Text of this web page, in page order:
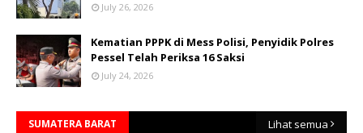
July 26, 2026
Kematian PPPK di Mess Polisi, Penyidik Polres
Pessel Telah Periksa 16 Saksi
July 24, 2026
SUMATERA BARAT Lihat semua